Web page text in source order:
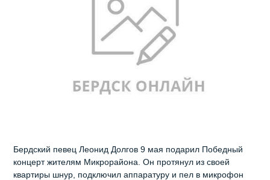
Бердский певец Леонид Долгов 9 мая подарил Победный
концерт жителям Микрорайона. Он протянул из своей
квартиры шнур, подключил аппаратуру и пел в микрофон